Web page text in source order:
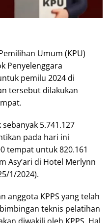
Umum (KPU)
Penyelenggara
pemilu 2024 di
tersebut dilakukan
5.741.127
pada hari ini
tempat untuk 820.161
Asy’ari di Hotel Merlynn
1/2024).
anggota KPPS yang telah
teknis pelatihan
diwakili oleh KPPS. Hal